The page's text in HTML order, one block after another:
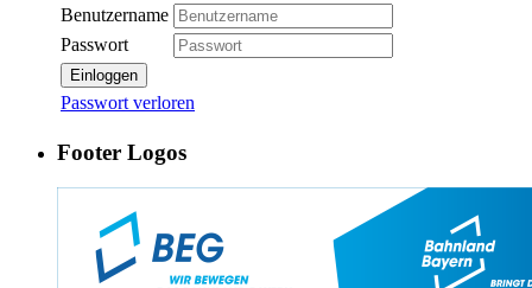
Benutzername
Passwort
Einloggen
Passwort verloren
Footer Logos